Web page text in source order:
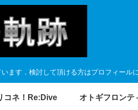
ます．検討して頂ける方はプロフィール
コネ！Re:Dive オトギフロンテ